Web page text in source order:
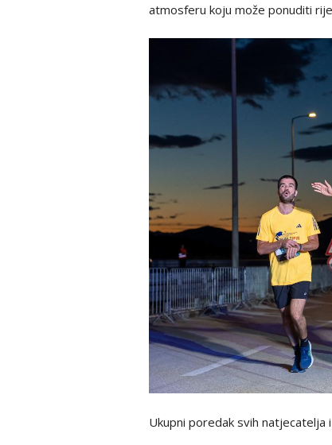
atmosferu koju može ponuditi
Ukupni poredak svih